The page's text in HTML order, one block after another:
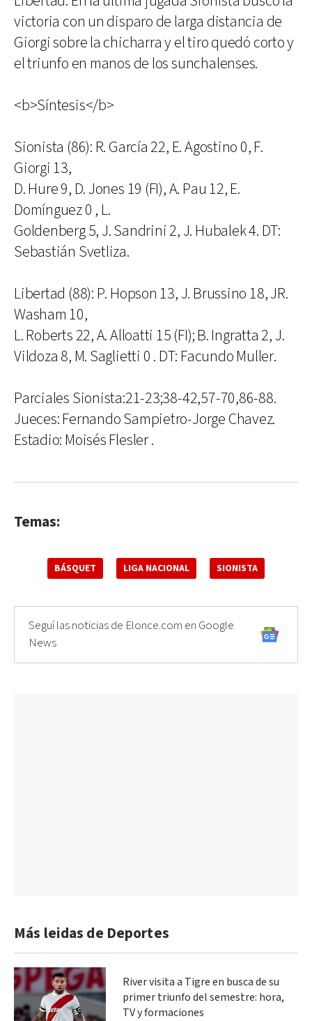
victoria con un disparo de larga distancia de
Giorgi sobre la chicharra y el tiro quedó corto y
el triunfo en manos de los sunchalenses.
<b>Síntesis</b>
Sionista (86): R. García 22, E. Agostino 0, F.
Giorgi 13,
D. Hure 9, D. Jones 19 (FI), A. Pau 12, E.
Domínguez 0 , L.
Goldenberg 5, J. Sandrini 2, J. Hubalek 4. DT:
Sebastián Svetliza.
Libertad (88): P. Hopson 13, J. Brussino 18, JR.
Washam 10,
L. Roberts 22, A. Alloatti 15 (FI); B. Ingratta 2, J.
Vildoza 8, M. Saglietti 0 . DT: Facundo Muller.
Parciales Sionista:21-23;38-42,57-70,86-88.
Jueces: Fernando Sampietro-Jorge Chavez.
Estadio: Moisés Flesler .
Temas:
BÁSQUET LIGA NACIONAL SIONISTA
Seguí las noticias de Elonce.com en Google
News
Más leidas de Deportes
River visita a Tigre en busca de su
primer triunfo del semestre: hora,
TV y formaciones